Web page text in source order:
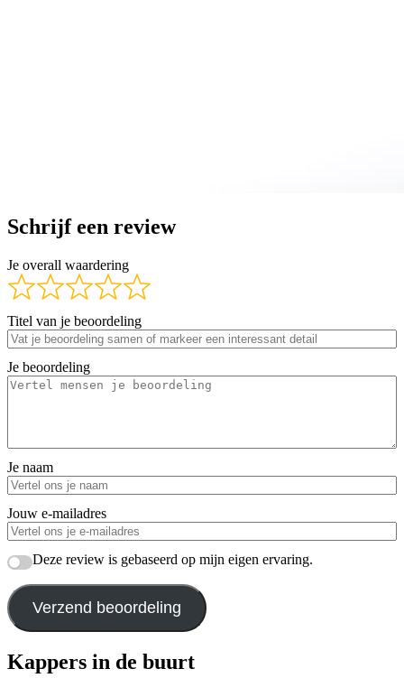
Schrijf een review
Je overall waardering
Titel van je beoordeling
Je beoordeling
Je naam
Jouw e-mailadres
Deze review is gebaseerd op mijn eigen ervaring.
Verzend beoordeling
Kappers in de buurt